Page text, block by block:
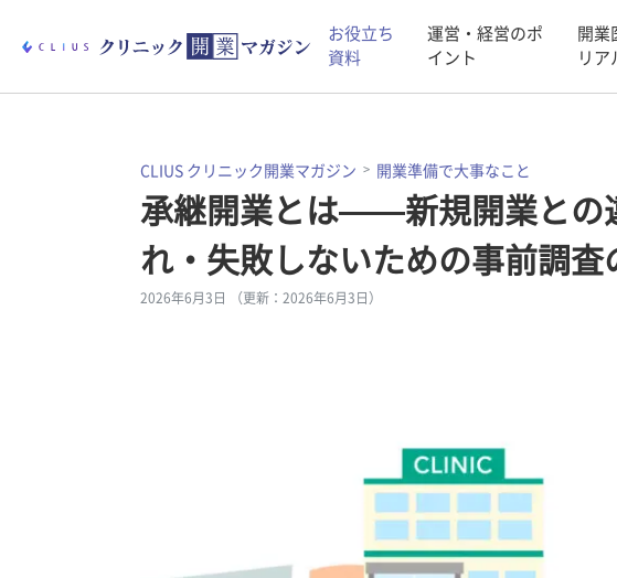
お役立ち
資料
運営・経営のポ
イント
開業
リア
CLIUS クリニック開業マガジン 開業準備で大事なこと
承継開業とは——新規開業との
れ・失敗しないための事前調
2026年6月3日 （更新：2026年6月3日）